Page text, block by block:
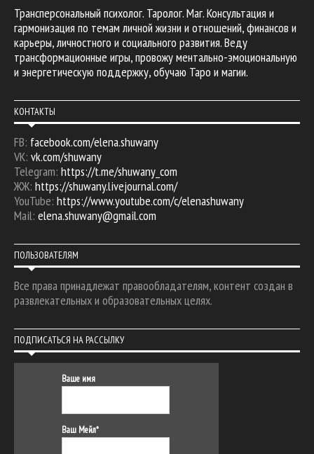
Трансперсональный психолог. Таролог. Маг. Консультация и
гармонизация по темам личной жизни и отношений, финансов и
карьеры, личностного и социального развития. Веду
трансформационные игры, провожу ментально-эмоциональную
и энергетическую поддержку, обучаю Таро и магии.
КОНТАКТЫ
FB: facebook.com/elena.shuwany
VK: vk.com/shuwany
Telegram: https://t.me/shuwany_com
ЖЖ: https://shuwany.livejournal.com/
YouTube: https://www.youtube.com/c/elenashuwany
Mail: elena.shuwany@gmail.com
ПОЛЬЗОВАТЕЛЯМ
Все права принадлежат правообладателям, контент создан в
развлекательных и образовательных целях.
ПОДПИСАТЬСЯ НА РАССЫЛКУ
Ваше имя
Ваш Мейл*